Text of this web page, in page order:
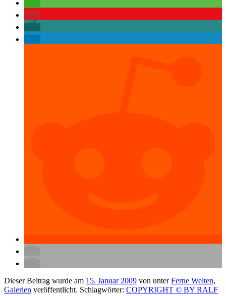
Dieser Beitrag wurde am 15. Januar 2009 von unterFerne Welten,
Galerien veröffentlicht. Schlagwörter: COPYRIGHT © BY RALF